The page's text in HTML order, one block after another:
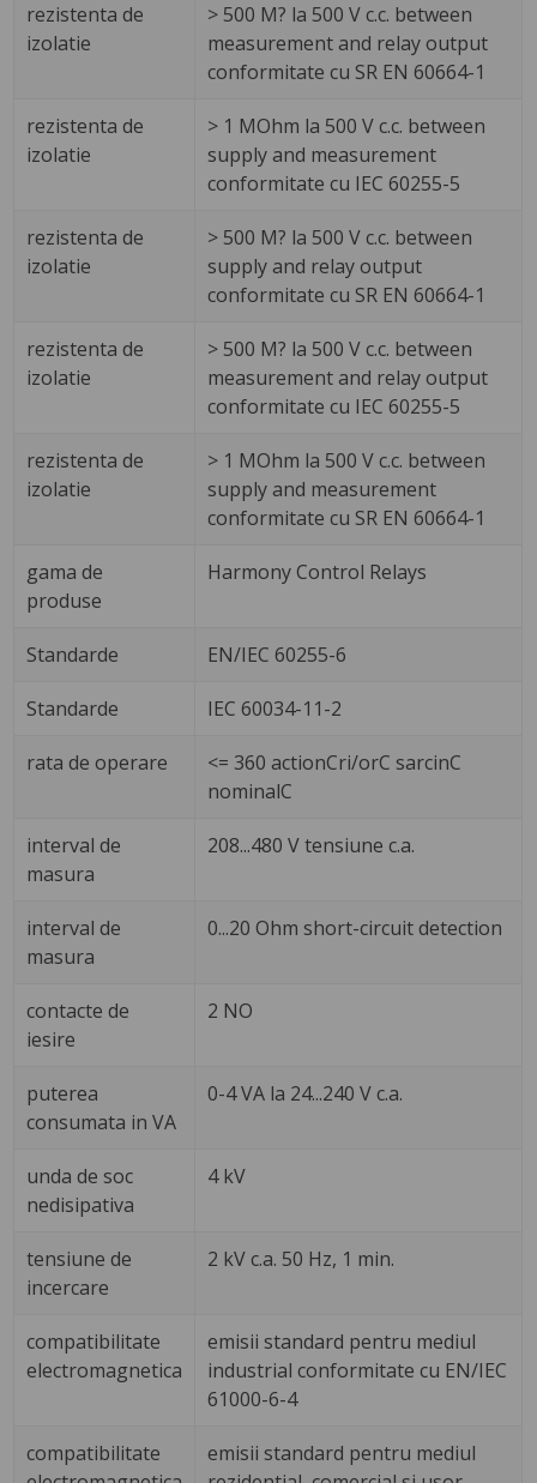
rezistenta de
izolatie
> 500 M? la 500 V c.c. between
measurement and relay output
conformitate cu SR EN 60664-1
rezistenta de
izolatie
> 1 MOhm la 500 V c.c. between
supply and measurement
conformitate cu IEC 60255-5
rezistenta de
izolatie
> 500 M? la 500 V c.c. between
supply and relay output
conformitate cu SR EN 60664-1
rezistenta de
izolatie
> 500 M? la 500 V c.c. between
measurement and relay output
conformitate cu IEC 60255-5
rezistenta de
izolatie
> 1 MOhm la 500 V c.c. between
supply and measurement
conformitate cu SR EN 60664-1
gama de
produse
Harmony Control Relays
Standarde EN/IEC 60255-6
Standarde IEC 60034-11-2
rata de operare
<= 360 actionCri/orC sarcinC
nominalC
interval de
masura
208...480 V tensiune c.a.
interval de
masura
0...20 Ohm short-circuit detection
contacte de
iesire
2 NO
puterea
consumata in VA
0-4 VA la 24...240 V c.a.
unda de soc
nedisipativa
4 kV
tensiune de
incercare
2 kV c.a. 50 Hz, 1 min.
compatibilitate
electromagnetica
emisii standard pentru mediul
industrial conformitate cu EN/IEC
61000-6-4
compatibilitate
emisii standard pentru mediul